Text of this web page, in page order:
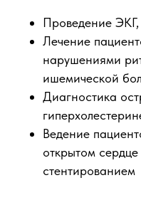
Проведение
Лечение
нарушениями
ишемической
Диагностика
Ведение
открытом
стентированием